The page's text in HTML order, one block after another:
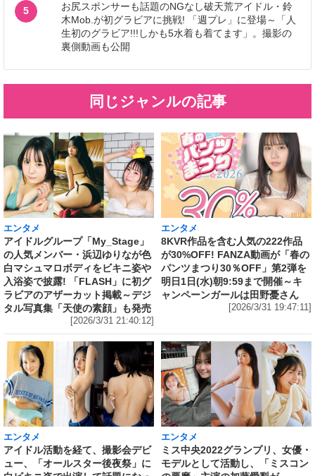
5
お尻スポンサーも話題のNGなし破天荒アイドル・鈴
木Mob.が初グラビアに挑戦! 「週プレ」に登場～「人
生初のグラビア!!!しかも5水着も着てます」。撮影の
裏側動画も公開
同じジャンルの記事
エンタメ
アイドルグループ「My_Stage」
の人気メンバー・浜辺ゆりなが色
白マシュマロボディをビキニ姿や
入浴姿で披露! 「FLASH」に初グ
ラビアのアザーカット掲載～デジ
タル写真集「天使の素顔」も発売
[2026/3/31 21:40:12]
エンタメ
8KVR作品を含む人気の222作品
が30%OFF! FANZA動画が「春の
パンツまつり30％OFF」第2弾を
明日1日(水)朝9:59まで開催～キ
ャンペーンガールは田野憂さん
[2026/3/31 19:47:11]
エンタメ
アイドル活動を経て、撮影会デビ
ュー、「オールスター後夜祭」に
エンタメ
ミス中央2022グランプリ、女優・
モデルとして活動し、「ミスコン